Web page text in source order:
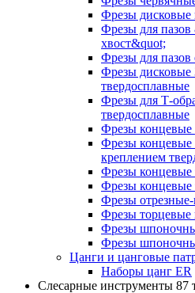
Фрезы дисковые
Фрезы для пазов
хвост&quot;
Фрезы для
Фрезы дисковые
твердосплавные
Фрезы для Т-
твердосплавные
Фрезы концевые
Фрезы концевые
креплением
Фрезы концевые
Фрезы концевые
Фрезы
Фрезы торцевые
Фрезы
Фрезы
Цанги и цанговые
Наборы цанг ER
Слесарные инструменты 87